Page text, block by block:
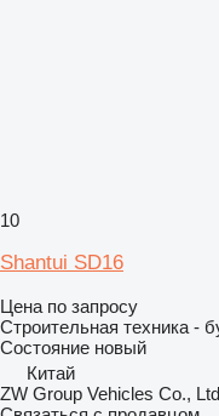
10
Shantui SD16
Цена по запросу
Строительная техника -
Состояние новый
Китай
ZW Group Vehicles Co.,